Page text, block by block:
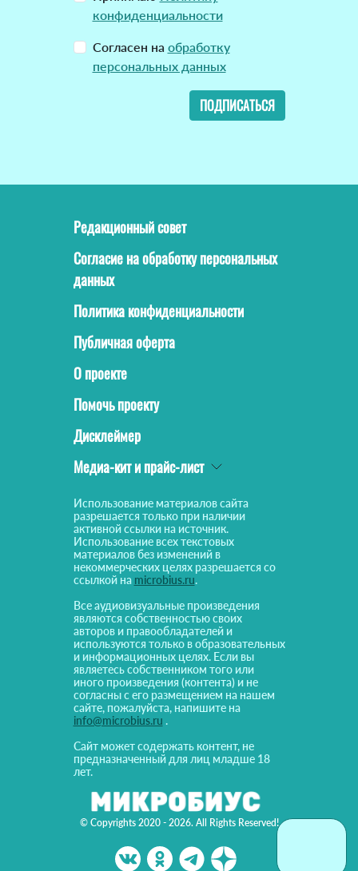
конфиденциальности
Согласен на обработку
персональных данных
ПОДПИСАТЬСЯ
© Copyrights 2020 - 2026. All Rights Reserved!
Редакционный совет
Согласие на обработку персональных
данных
Политика конфиденциальности
Публичная оферта
О проекте
Помочь проекту
Дисклеймер
Медиа-кит и прайс-лист
Использование материалов сайта
разрешается только при наличии
активной ссылки на источник.
Использование всех текстовых
материалов без изменений в
некоммерческих целях разрешается со
ссылкой на microbius.ru.
Все аудиовизуальные произведения
являются собственностью своих
авторов и правообладателей и
используются только в образовательных
и информационных целях. Если вы
являетесь собственником того или
иного произведения (контента) и не
согласны с его размещением на нашем
сайте, пожалуйста, напишите на
info@microbius.ru .
Сайт может содержать контент, не
предназначенный для лиц младше 18
лет.